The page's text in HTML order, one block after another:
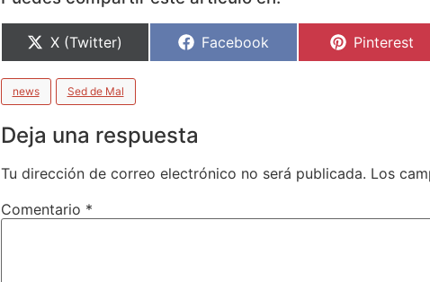
X (Twitter) Facebook Pinterest
news Sed de Mal
Deja una respuesta
Tu dirección de correo electrónico no será publicada. Los
Comentario *